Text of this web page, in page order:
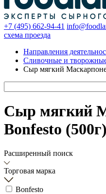
+7 (495) 662-94-41
схема проезда
Направления
Сливочные и
Сыр мягкий
Сыр мягкий
Bonfesto (500г)
Расширенный поиск
Торговая марка
Bonfesto